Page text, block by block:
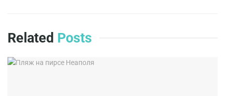
Related Posts